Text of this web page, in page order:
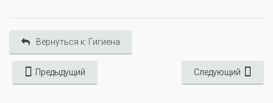
Вернуться к: Гигиена
Предыдущий Следующий